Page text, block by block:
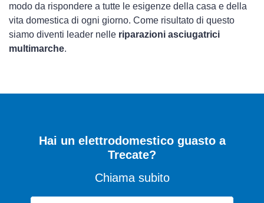
modo da rispondere a tutte le esigenze della casa e della
vita domestica di ogni giorno. Come risultato di questo
siamo diventi leader nelle riparazioni asciugatrici
multimarche.
Hai un elettrodomestico guasto a
Trecate?
Chiama subito